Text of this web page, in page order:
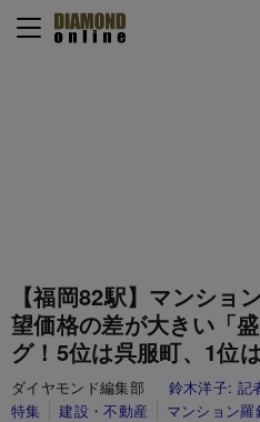
【福岡82駅】マンショ
望価格の差が大きい「
グ！5位は呉服町、1位
ダイヤモンド編集部 鈴木洋子: 記
特集
建設・不動産
マンション